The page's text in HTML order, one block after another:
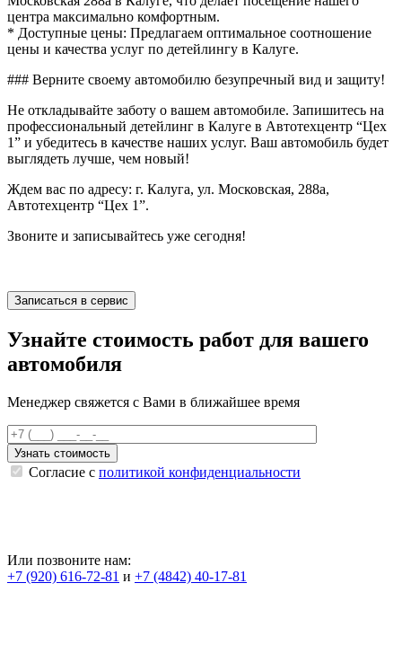
центра максимально комфортным.
* Доступные цены: Предлагаем оптимальное соотношение
цены и качества услуг по детейлингу в Калуге.
### Верните своему автомобилю безупречный вид и защиту!
Не откладывайте заботу о вашем автомобиле. Запишитесь на
профессиональный детейлинг в Калуге в Автотехцентр “Цех
1” и убедитесь в качестве наших услуг. Ваш автомобиль будет
выглядеть лучше, чем новый!
Ждем вас по адресу: г. Калуга, ул. Московская, 288а,
Автотехцентр “Цех 1”.
Звоните и записывайтесь уже сегодня!
Записаться в сервис
Узнайте стоимость работ для вашего
автомобиля
Менеджер свяжется с Вами в ближайшее время
Согласие с политикой конфиденциальности
Или позвоните нам:
+7 (920) 616-72-81 и +7 (4842) 40-17-81